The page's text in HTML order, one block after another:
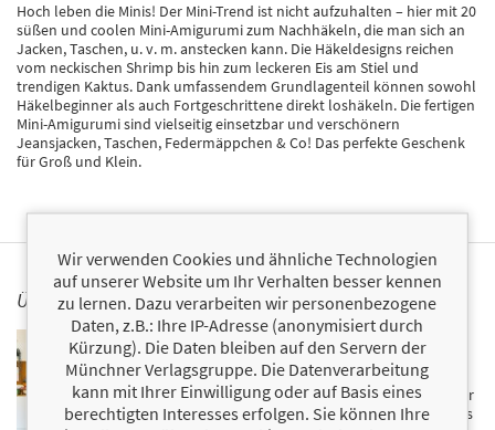
Hoch leben die Minis! Der Mini-Trend ist nicht aufzuhalten – hier mit 20
süßen und coolen Mini-Amigurumi zum Nachhäkeln, die man sich an
Jacken, Taschen, u. v. m. anstecken kann. Die Häkeldesigns reichen
vom neckischen Shrimp bis hin zum leckeren Eis am Stiel und
trendigen Kaktus. Dank umfassendem Grundlagenteil können sowohl
Häkelbeginner als auch Fortgeschrittene direkt loshäkeln. Die fertigen
Mini-Amigurumi sind vielseitig einsetzbar und verschönern
Jeansjacken, Taschen, Federmäppchen & Co! Das perfekte Geschenk
für Groß und Klein.
ÜBER INGA BORGES
Inga Borges ist Designerin und Gründerin des Labels
»Frau Line«. Das Häkeln hat sie gelernt, bevor sie in die
Schule kam, und hat seitdem die Nadel nicht mehr
losgelassen. Sie bloggt auf frau-line.de regelmäßig über
Häkeln, Handarbeit und Nachhaltigkeit und arbeitet als
Wir verwenden Cookies und ähnliche Technologien
auf unserer Website um Ihr Verhalten besser kennen
zu lernen. Dazu verarbeiten wir personenbezogene
Daten, z.B.: Ihre IP-Adresse (anonymisiert durch
Kürzung). Die Daten bleiben auf den Servern der
Münchner Verlagsgruppe. Die Datenverarbeitung
kann mit Ihrer Einwilligung oder auf Basis eines
berechtigten Interesses erfolgen. Sie können Ihre